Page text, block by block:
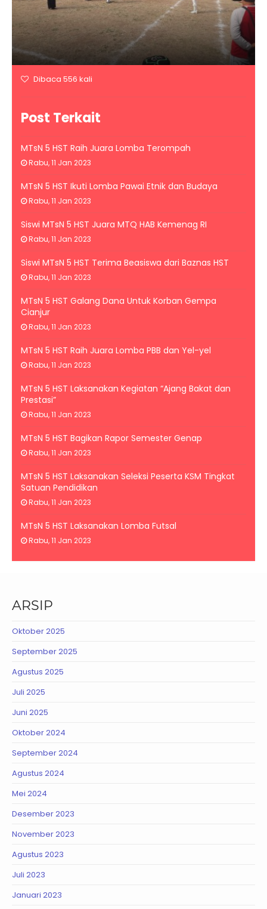
Dibaca 556 kali
Post Terkait
MTsN 5 HST Raih Juara Lomba Terompah
Rabu, 11 Jan 2023
MTsN 5 HST Ikuti Lomba Pawai Etnik dan Budaya
Rabu, 11 Jan 2023
Siswi MTsN 5 HST Juara MTQ HAB Kemenag RI
Rabu, 11 Jan 2023
Siswi MTsN 5 HST Terima Beasiswa dari Baznas HST
Rabu, 11 Jan 2023
MTsN 5 HST Galang Dana Untuk Korban Gempa
Cianjur
Rabu, 11 Jan 2023
MTsN 5 HST Raih Juara Lomba PBB dan Yel-yel
Rabu, 11 Jan 2023
MTsN 5 HST Laksanakan Kegiatan “Ajang Bakat dan
Prestasi”
Rabu, 11 Jan 2023
MTsN 5 HST Bagikan Rapor Semester Genap
Rabu, 11 Jan 2023
MTsN 5 HST Laksanakan Seleksi Peserta KSM Tingkat
Satuan Pendidikan
Rabu, 11 Jan 2023
MTsN 5 HST Laksanakan Lomba Futsal
Rabu, 11 Jan 2023
ARSIP
Oktober 2025
September 2025
Agustus 2025
Juli 2025
Juni 2025
Oktober 2024
September 2024
Agustus 2024
Mei 2024
Desember 2023
November 2023
Agustus 2023
Juli 2023
Januari 2023